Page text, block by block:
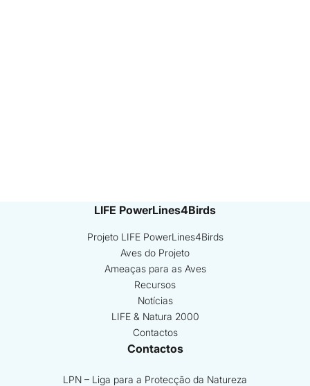
LIFE PowerLines4Birds
Projeto LIFE PowerLines4Birds
Aves do Projeto
Ameaças para as Aves
Recursos
Notícias
LIFE & Natura 2000
Contactos
Contactos
LPN – Liga para a Protecção da Natureza